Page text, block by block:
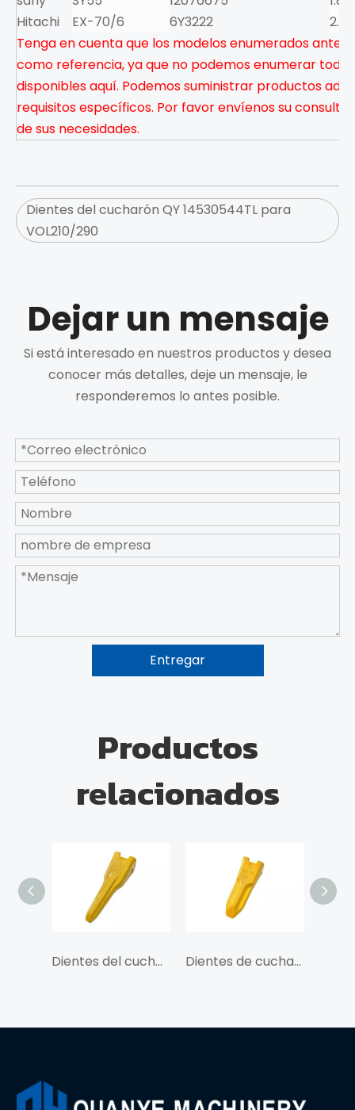
Hitachi
EX-70/6 6Y3222
2.9
Tenga en cuenta que los modelos enumerados
como referencia, ya que no podemos enumerar
disponibles aquí. Podemos suministrar productos
requisitos específicos. Por favor envíenos su consulta
de sus necesidades.
Dientes del cucharón QY 14530544TL para
VOL210/290
Dejar un mensaje
Si está interesado en nuestros productos y desea
conocer más detalles, deje un mensaje, le
responderemos lo antes posible.
Entregar
Productos
relacionados
Dientes del cucharón QY V480TL para VOL480 Dientes de cucharón QY V480RC para VOL480